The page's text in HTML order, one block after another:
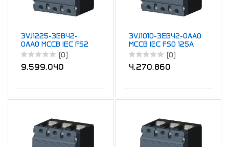
3VJ1225-3EB42-
0AA0 MCCB IEC FS2
250A TM ATFM 4P
25kA 250A
(0)
9,599,040
3VJ1010-3EB42-0AA0
MCCB IEC FS0 125A
TM ATFM 4P 25kA
(0)
4,270,860